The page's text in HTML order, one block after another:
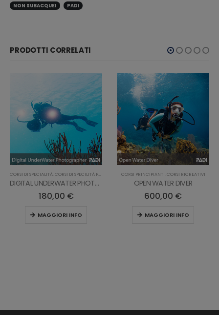
NON SUBACQUEI
PADI
PRODOTTI CORRELATI
CORSI PROFESSIONALI,CORSI RICREATIVI
CORSI PRINCIPIANTI,CORSI RICREATIVI
OPEN WATER DIVER
600,00€
MAGGIORI INFO
CORSI DI SPECIALITÀ,CORSI DI SPECILITÀ PRO
EQUIPMENT SPECIALIST
500,00 €
MAGGIORI INFO